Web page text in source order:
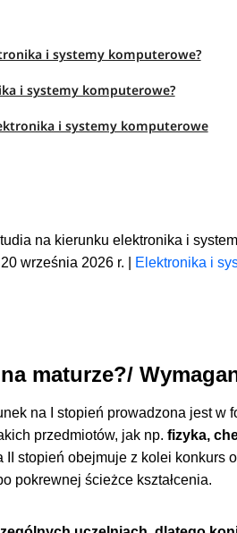
i systemy komputerowe?
i systemy komputerowe?
i systemy komputerowe
na kierunku elektronika i
września 2026 r. |
Elektronika i
maturze?/
na I stopień prowadzona jest w
przedmiotów, jak np. fizyka,
II stopień obejmuje z kolei konkurs
pokrewnej ścieżce kształcenia.